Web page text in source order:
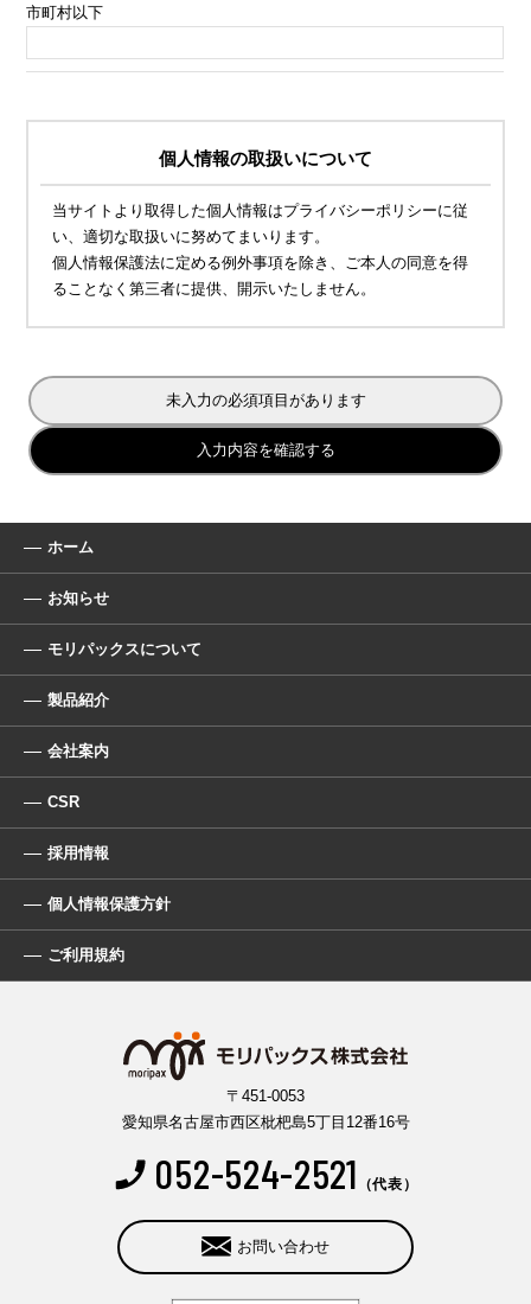
市町村以下
個人情報の取扱いについて
当サイトより取得した個人情報はプライバシーポリシーに従
い、適切な取扱いに努めてまいります。
個人情報保護法に定める例外事項を除き、ご本人の同意を得
ることなく第三者に提供、開示いたしません。
未入力の必須項目があります
入力内容を確認する
ホーム
お知らせ
モリパックスについて
製品紹介
会社案内
CSR
採用情報
個人情報保護方針
ご利用規約
〒451-0053
愛知県名古屋市西区枇杷島5丁目12番16号
052-524-2521 （代表）
お問い合わせ